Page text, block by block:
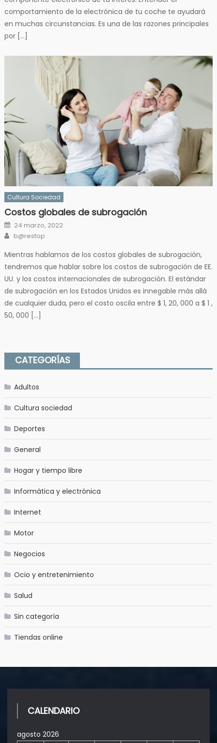
comportamiento de la electrónica de tu coche te ayudará
en muchas circunstancias. Es una de las razones principales
por […]
Cultura Sociedad
Costos globales de subrogación
Posted
on
24 marzo, 2022
Author
b@restop
Mientras hablamos de los costos globales de subrogación,
tendremos que hablar sobre los costos de subrogación de EE.
UU. y los costos internacionales de subrogación. El estándar
de subrogación en los Estados Unidos es innegable más allá
de cualquier duda, pero el costo oscila entre $ 1, 20, 000 a $ 1 ,
50, 000 […]
CATEGORÍAS
Adultos
Cultura sociedad
Deportes
General
Hogar y tiempo libre
Informática y electrónica
Internet
Motor
Negocios
Ocio y entretenimiento
Salud
Sin categoría
Tiendas online
CALENDARIO
agosto 2026